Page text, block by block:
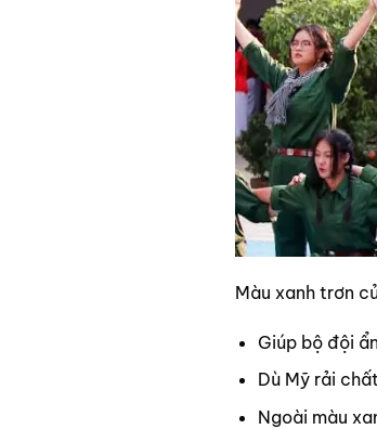
Màu xanh trơn
Giúp bộ đội
Dù Mỹ rải
Ngoài màu